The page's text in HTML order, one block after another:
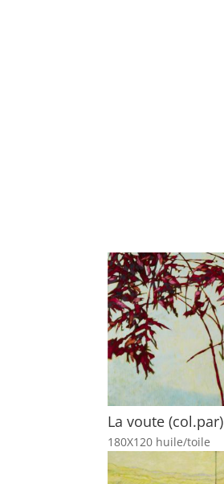
La voute (col.par)
180X120 huile/toile